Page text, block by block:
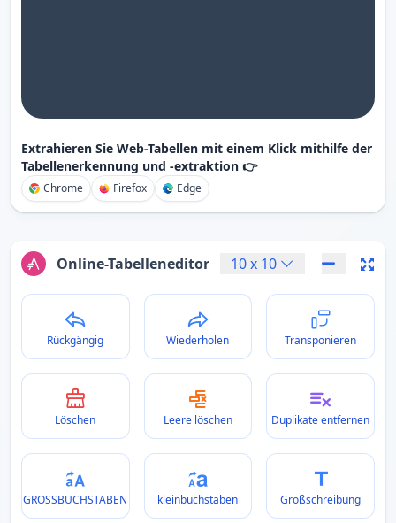
Extrahieren Sie Web-Tabellen mit einem Klick mithilfe der
Tabellenerkennung und -extraktion 👉
Chrome Firefox Edge
Online-Tabelleneditor 10x 10
Rückgängig Wiederholen Transponieren
Löschen Leere löschen Duplikate entfernen
GROSSBUCHSTABEN kleinbuchstaben Großschreibung